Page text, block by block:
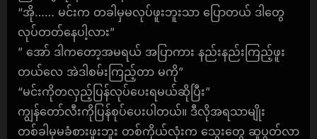
“အို…… မင်းက တခါမှမလုပ်ဖူးဘူးသာ ပြောတယ် ဒါတွေ
လုပ်တတ်နေပါ့လား”
” အော် ဒါကတော့အမရယ် အပြာကား နည်းနည်းကြည့်ဖူး
တယ်လေ အဲဒါစမ်းကြည့်တာ မကို”
“မင်းကိုတလှည့်ပြန်လုပ်ပေးရမယ်ဆိုပြီး”
ကျွန်တော်လီးကိုပြန်စုပ်ပေးပါတယ်။ ဒီလိုအရသာမျိုး
တစ်ခါမှမခံစားဖူးဘူး တစ်ကိုယ်လုံးက သွေးတွေ ဆူပွတ်လာ